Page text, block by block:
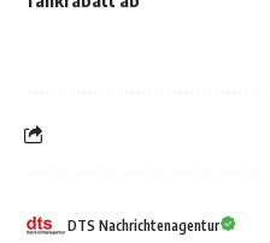
DTS Nachrichtenagentur